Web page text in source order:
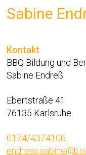
Sabine
Kontakt
BBQ Bildung und
Sabine Endreß
Ebertstraße 41
76135 Karlsruhe
0174/4374106